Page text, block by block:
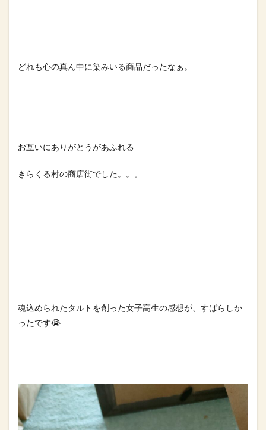
どれも心の真ん中に染みいる商品だったなぁ。⁡
お互いにありがとうがあふれる⁡
きらくる村の商店街でした。。。⁡
魂込められたタルトを創った女子高生の感想が、すばらしか
ったです😭⁡